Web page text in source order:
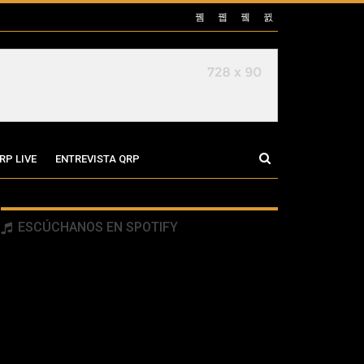
LIVE ENTREVISTA QRP
ESCÚCHANOS EN SPOTIFY